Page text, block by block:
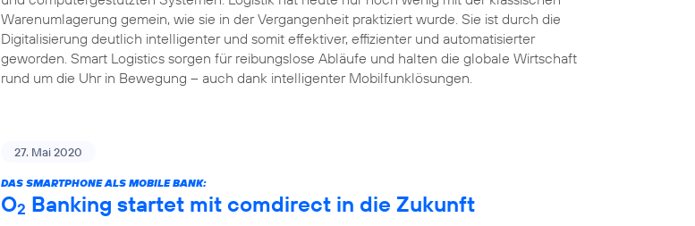
Warenumlagerung gemein, wie sie in der Vergangenheit praktiziert wurde. Sie ist durch die
Digitalisierung deutlich intelligenter und somit effektiver, effizienter und automatisierter
geworden. Smart Logistics sorgen für reibungslose Abläufe und halten die globale Wirtschaft
rund um die Uhr in Bewegung – auch dank intelligenter Mobilfunklösungen.
27. Mai 2020
DAS SMARTPHONE ALS MOBILE BANK:
O2 Banking startet mit comdirect in die Zukunft